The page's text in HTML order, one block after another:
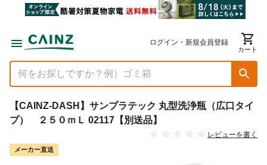
ログイン・新規会員登録
カート
【CAINZ-DASH】サンプラテック 丸型洗浄瓶（広口タイ
プ） ２５０ｍＬ 02117【別送品】
レビューを書く
メーカー直送